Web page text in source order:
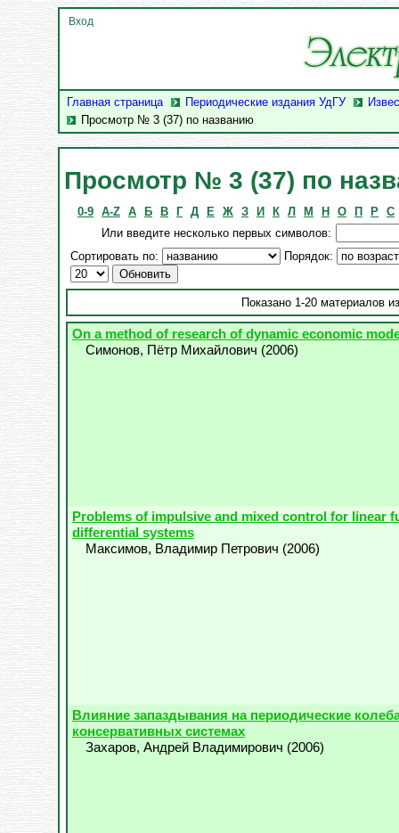
Главная страница Периодические издания УдГУ
Просмотр № 3 (37) по названию
Вход
Просмотр № 3 (37) по
0-9 A-Z А Б В Г Д Е Ж З И К Л М Н О П Р С
Или введите несколько первых символов:
Сортировать по:
Порядок:
Показано 1-20 материалов
On a method of research of dynamic economic
Симонов, Пётр Михайлович (2006)
Problems of impulsive and mixed control for linear
differential systems
Максимов, Владимир Петрович (2006)
Влияние запаздывания на периодические
консервативных системах
Захаров, Андрей Владимирович (2006)